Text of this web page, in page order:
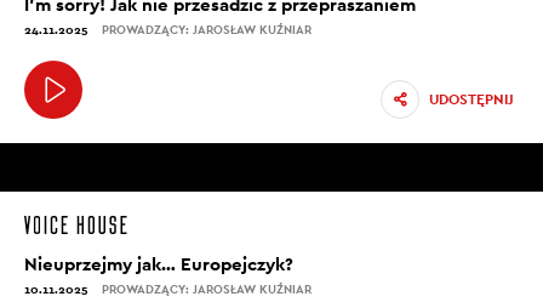
24.11.2025 PROWADZĄCY: JAROSŁAW KUŹNIAR
UDOSTĘPNIJ
Nieuprzejmy jak… Europejczyk?
10.11.2025 PROWADZĄCY: JAROSŁAW KUŹNIAR